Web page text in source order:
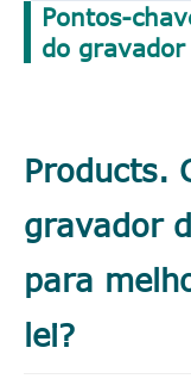
Pontos-
do
Products.
gravador
para
lei?